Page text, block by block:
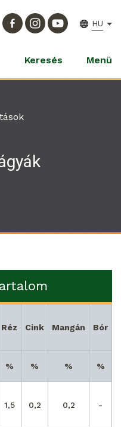
HU
Keresés Menü
Réz Cink Mangán Bór
% % % %
1,5 0,2 0,2 -